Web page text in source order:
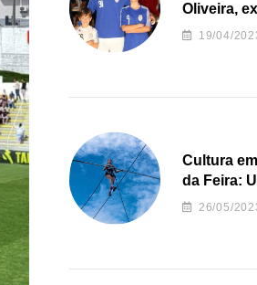
Oliveira,
treinador
19/04/
Cultura
da Feira:
o
26/05/